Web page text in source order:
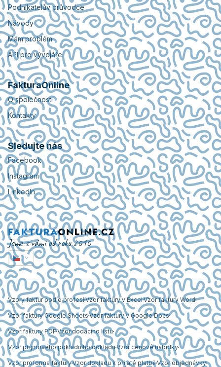
Podnikatelův průvodce
Návody
Mám problém
API pro vývojáře
FakturaOnline
O společnosti
Kontakty
Sledujte nás
Facebook
Instagram
LinkedIn
Jsme s vámi od roku 2010
Vzory faktur podle profesíVzor faktury v ExcelVzor faktury Word
Vzor faktury Google Sheets Vzor faktury v Google Docs
Vzor faktury PDFVzor dodacího listu
Vzor příjmového pokladního dokladu Vzor cenové nabídky
Vzor proforma fakturyVzor dokladu k přijaté platběVzor objednávky